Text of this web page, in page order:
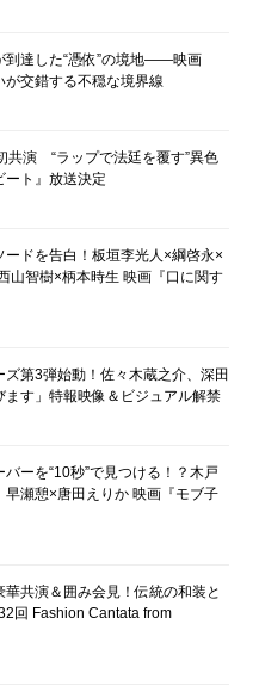
到達した“憑依”の境地――映画
が交錯する不穏な境界線
共演 “ラップで法廷を覆す”異色
ート』放送決定
ドを告白！板垣李光人×綱啓永×
山智樹×柄本時生 映画『口に関す
ズ第3弾始動！佐々木蔵之介、深田
す」特報映像＆ビジュアル解禁
ーを“10秒”で見つける！？木戸
瀬憩×唐田えりか 映画『モブ子
共演＆囲み会見！伝統の和装と
回 Fashion Cantata from